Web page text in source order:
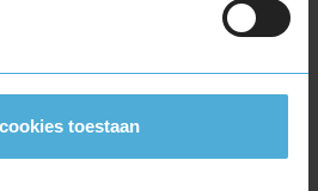
toestaan